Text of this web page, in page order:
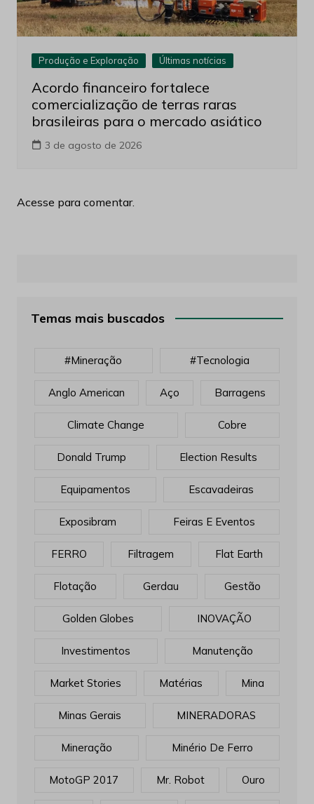
Produção e Exploração Últimas notícias
Acordo financeiro fortalece
comercialização de terras raras
brasileiras para o mercado asiático
3 de agosto de 2026
Acesse para comentar.
Temas mais buscados
#mineração #tecnologia
Anglo American Aço Barragens
Climate Change Cobre
Donald Trump Election Results
Equipamentos Escavadeiras
Exposibram Feiras E Eventos
FERRO Filtragem Flat Earth
Flotação Gerdau Gestão
Golden Globes INOVAÇÃO
Investimentos Manutenção
Market Stories Matérias Mina
Minas Gerais MINERADORAS
Mineração Minério De Ferro
MotoGP 2017 Mr. Robot Ouro